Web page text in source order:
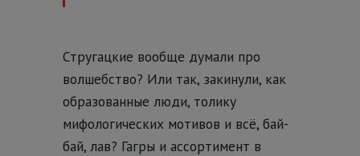
Стругацкие вообще думали про
волшебство? Или так, закинули, как
образованные люди, толику
мифологических мотивов и всё, бай-
бай, лав? Гагры и ассортимент в